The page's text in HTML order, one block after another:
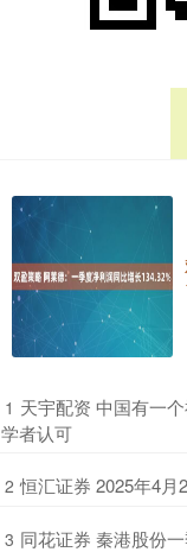
1 天宇配资 中国有一
学者认可
2 恒汇证券 2025年4
3 同花证券 秦港股份